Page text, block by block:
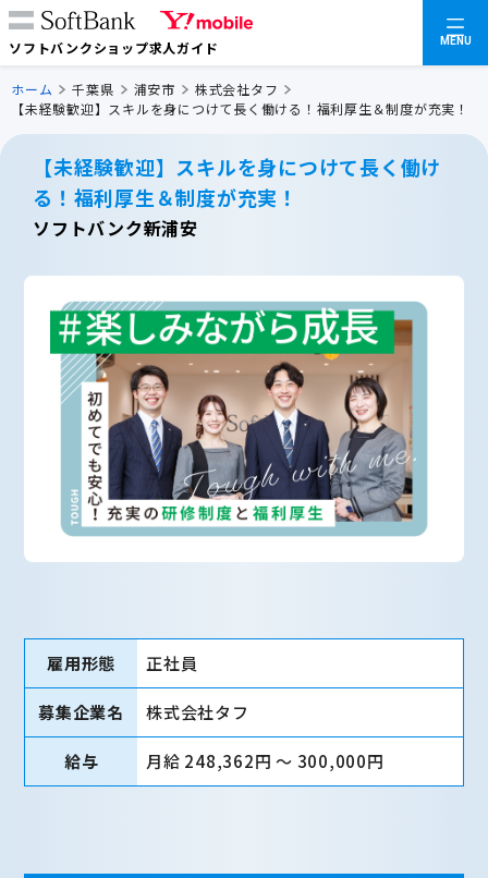
ソフトバンクショップ求人ガイド MENU
ホーム 千葉県 浦安市
株式会社タフ
【未経験歓迎】スキルを身につけて長く働ける！福利厚生＆制度が充実！
【未経験歓迎】スキルを身につけて長く働け
る！福利厚生＆制度が充実！
ソフトバンク新浦安
雇用形態 正社員
募集企業名 株式会社タフ
給与 月給 248,362円 〜 300,000円